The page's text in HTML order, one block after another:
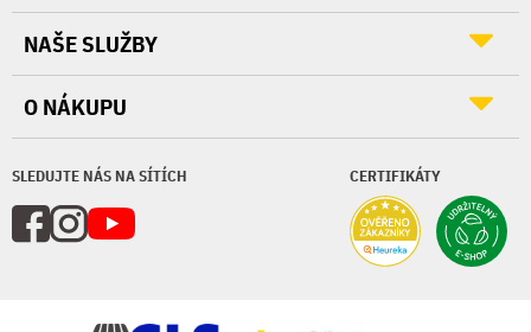
SLEDUJTE NÁS NA SÍTÍCH CERTIFIKÁTY
NAŠE SLUŽBY
O NÁKUPU